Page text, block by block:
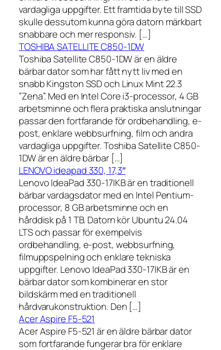
vardagliga uppgifter. Ett framtida byte till SSD
skulle dessutom kunna göra datorn märkbart
snabbare och mer responsiv. […]
TOSHIBA SATELLITE C850-1DW
Toshiba Satellite C850-1DW är en äldre
bärbar dator som har fått nytt liv med en
snabb Kingston SSD och Linux Mint 22.3
”Zena”. Med en Intel Core i3-processor, 4 GB
arbetsminne och flera praktiska anslutningar
passar den fortfarande för ordbehandling, e-
post, enklare webbsurfning, film och andra
vardagliga uppgifter. Toshiba Satellite C850-
1DW är en äldre bärbar […]
LENOVO ideapad 330, 17,3″
Lenovo IdeaPad 330-17IKB är en traditionell
bärbar vardagsdator med en Intel Pentium-
processor, 8 GB arbetsminne och en
hårddisk på 1 TB. Datorn kör Ubuntu 24.04
LTS och passar för exempelvis
ordbehandling, e-post, webbsurfning,
filmuppspelning och enklare tekniska
uppgifter. Lenovo IdeaPad 330-17IKB är en
bärbar dator som kombinerar en stor
bildskärm med en traditionell
hårdvarukonstruktion. Den […]
Acer Aspire F5-521
Acer Aspire F5-521 är en äldre bärbar dator
som fortfarande fungerar bra för enklare